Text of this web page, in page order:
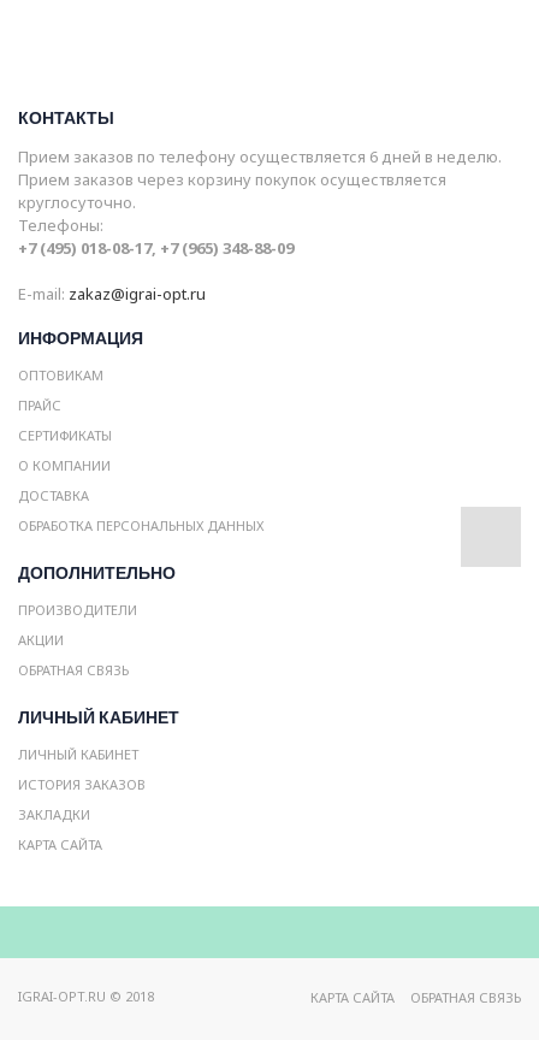
КОНТАКТЫ
Прием заказов по телефону осуществляется 6 дней в неделю.
Прием заказов через корзину покупок осуществляется
круглосуточно.
Телефоны:
+7 (495) 018-08-17, +7 (965) 348-88-09
E-mail: zakaz@igrai-opt.ru
ИНФОРМАЦИЯ
ОПТОВИКАМ
ПРАЙС
СЕРТИФИКАТЫ
О КОМПАНИИ
ДОСТАВКА
ОБРАБОТКА ПЕРСОНАЛЬНЫХ ДАННЫХ
ДОПОЛНИТЕЛЬНО
ПРОИЗВОДИТЕЛИ
АКЦИИ
ОБРАТНАЯ СВЯЗЬ
ЛИЧНЫЙ КАБИНЕТ
ЛИЧНЫЙ КАБИНЕТ
ИСТОРИЯ ЗАКАЗОВ
ЗАКЛАДКИ
КАРТА САЙТА
IGRAI-OPT.RU © 2018 КАРТА САЙТА ОБРАТНАЯ СВЯЗЬ